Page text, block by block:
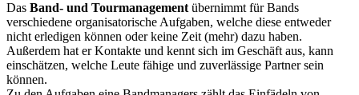
Das Band- und Tourmanagement übernimmt für Bands
verschiedene organisatorische Aufgaben, welche diese entweder
nicht erledigen können oder keine Zeit (mehr) dazu haben.
Außerdem hat er Kontakte und kennt sich im Geschäft aus, kann
einschätzen, welche Leute fähige und zuverlässige Partner sein
können.